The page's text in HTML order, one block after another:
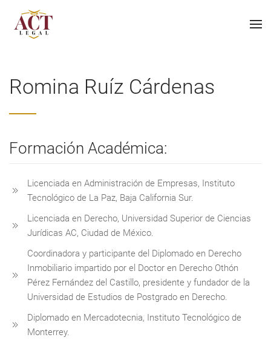
Romina Ruíz Cárdenas
Formación Académica:
Licenciada en Administración de Empresas, Instituto
Tecnológico de La Paz, Baja California Sur.
Licenciada en Derecho, Universidad Superior de Ciencias
Jurídicas AC, Ciudad de México.
Coordinadora y participante del Diplomado en Derecho
Inmobiliario impartido por el Doctor en Derecho Othón
Pérez Fernández del Castillo, presidente y fundador de la
Universidad de Estudios de Postgrado en Derecho.
Diplomado en Mercadotecnia, Instituto Tecnológico de
Monterrey.